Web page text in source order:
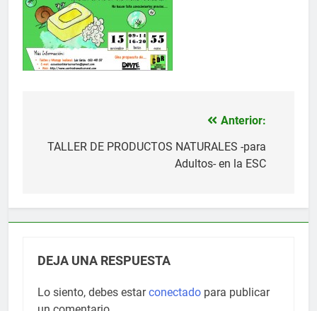
de
Anterior:
TALLER DE PRODUCTOS NATURALES -para
Adultos- en la ESC
DEJA UNA RESPUESTA
Lo siento, debes estarconectado para publicar